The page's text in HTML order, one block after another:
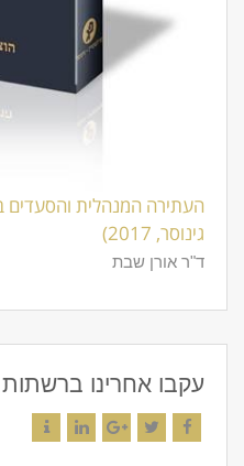
העתירה המנהלית והסעדים
גינוסר, 2017)
ד"ר אורן שבת
עקבו אחרינו